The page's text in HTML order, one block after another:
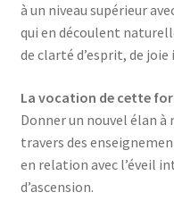
à un niveau supérieur
qui en découlent
de clarté d’esprit, de
La vocation de cette
Donner un nouvel élan
travers des
en relation avec l’éveil
d’ascension.